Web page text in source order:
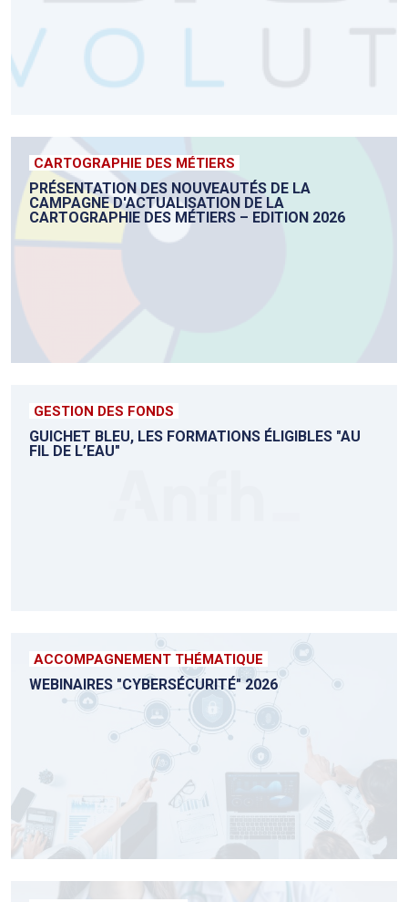
CARTOGRAPHIE DES MÉTIERS
PRÉSENTATION DES NOUVEAUTÉS DE LA
CAMPAGNE D'ACTUALISATION DE LA
CARTOGRAPHIE DES MÉTIERS – EDITION 2026
GESTION DES FONDS
GUICHET BLEU, LES FORMATIONS ÉLIGIBLES "AU
FIL DE L’EAU"
ACCOMPAGNEMENT THÉMATIQUE
WEBINAIRES "CYBERSÉCURITÉ" 2026